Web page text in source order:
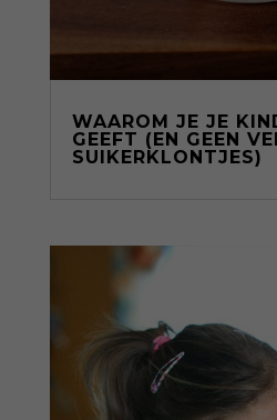
WAAROM JE JE
GEEFT (EN GEEN
SUIKERKLONTJES)